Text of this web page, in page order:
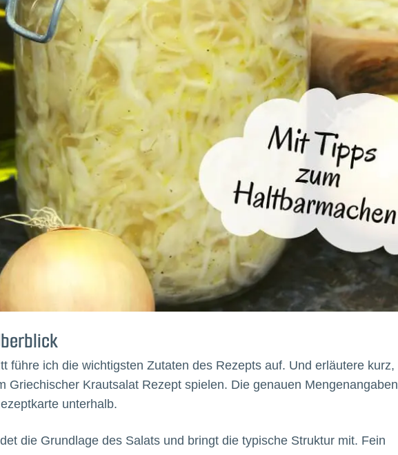
führe ich die wichtigsten Zutaten des Rezepts auf. Und erläutere kurz,
Griechischer Krautsalat Rezept spielen. Die genauen Mengenangaben
unterhalb.
die Grundlage des Salats und bringt die typische Struktur mit. Fein